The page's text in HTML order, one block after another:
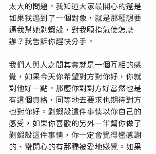
太大的問題。我知道大家最關心的還是
如果我遇到了一個對象，就是那種想要
逼我幫她剝蝦殼，對我頤指氣使怎麼
辦？我告訴你趕快分手。
我們人與人之間其實就是一個互相的感
覺，如果今天你希望對方對你好，你就
對他好一點。那麼你對對方好當然也是
有這個資格，同等地去要求也期待對方
也對你好。剝蝦殼這件事情以你自己的
感受，如果你喜歡的另外一半幫你做了
剝蝦殼這件事情，你一定會覺得蠻感謝
的、蠻開心的有那種被愛地感覺。如果